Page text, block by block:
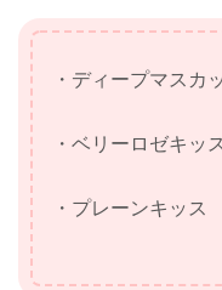
・ディープマスカ
・ベリーロゼキッス
・プレーンキッス